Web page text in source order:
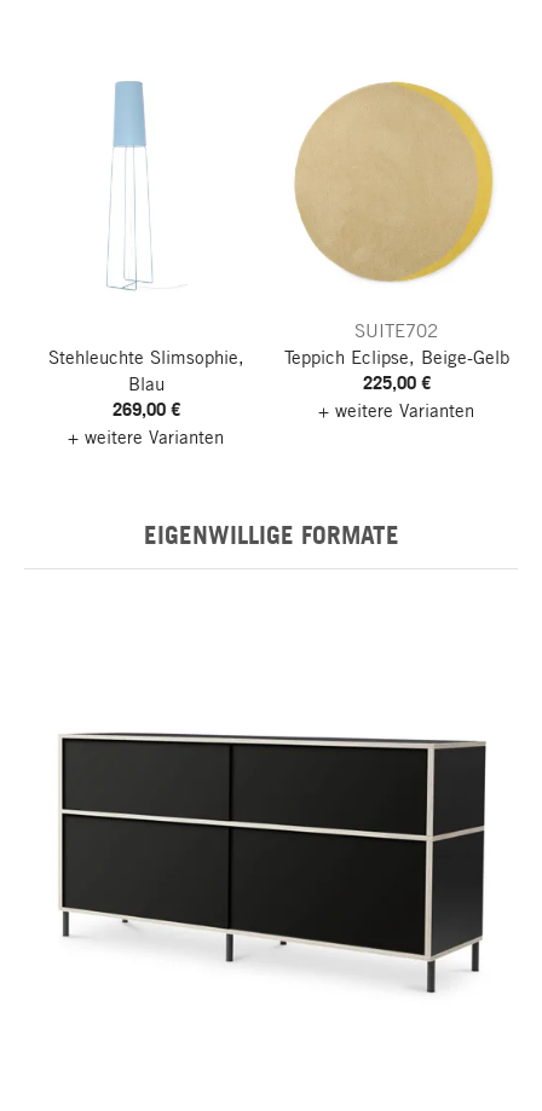
Stehleuchte Slimsophie,
Blau
269,00 €
+ weitere Varianten
SUITE702
Teppich Eclipse, Beige-Gelb
225,00 €
+ weitere Varianten
EIGENWILLIGE FORMATE